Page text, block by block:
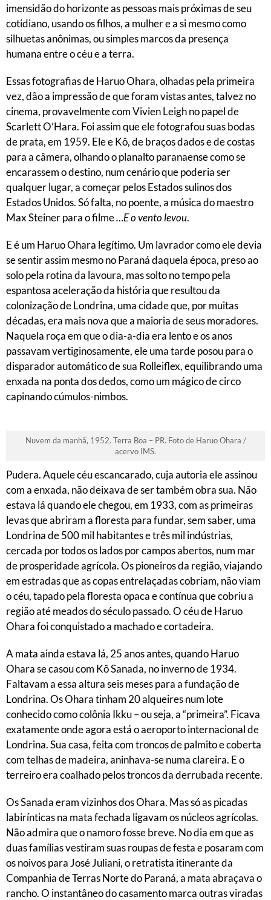
imensidão do horizonte as pessoas mais próximas de seu
cotidiano, usando os filhos, a mulher e a si mesmo como
silhuetas anônimas, ou simples marcos da presença
humana entre o céu e a terra.
Essas fotografias de Haruo Ohara, olhadas pela primeira
vez, dão a impressão de que foram vistas antes, talvez no
cinema, provavelmente com Vivien Leigh no papel de
Scarlett O’Hara. Foi assim que ele fotografou suas bodas
de prata, em 1959. Ele e Kô, de braços dados e de costas
para a câmera, olhando o planalto paranaense como se
encarassem o destino, num cenário que poderia ser
qualquer lugar, a começar pelos Estados sulinos dos
Estados Unidos. Só falta, no poente, a música do maestro
Max Steiner para o filme…E o vento levou.
E é um Haruo Ohara legítimo. Um lavrador como ele devia
se sentir assim mesmo no Paraná daquela época, preso ao
solo pela rotina da lavoura, mas solto no tempo pela
espantosa aceleração da história que resultou da
colonização de Londrina, uma cidade que, por muitas
décadas, era mais nova que a maioria de seus moradores.
Naquela roça em que o dia-a-dia era lento e os anos
passavam vertiginosamente, ele uma tarde posou para o
disparador automático de sua Rolleiflex, equilibrando uma
enxada na ponta dos dedos, como um mágico de circo
capinando cúmulos-nimbos.
Nuvem da manhã, 1952. Terra Boa – PR. Foto de Haruo Ohara /
acervo IMS.
Pudera. Aquele céu escancarado, cuja autoria ele assinou
com a enxada, não deixava de ser também obra sua. Não
estava lá quando ele chegou, em 1933, com as primeiras
levas que abriram a floresta para fundar, sem saber, uma
Londrina de 500 mil habitantes e três mil indústrias,
cercada por todos os lados por campos abertos, num mar
de prosperidade agrícola. Os pioneiros da região, viajando
em estradas que as copas entrelaçadas cobriam, não viam
o céu, tapado pela floresta opaca e contínua que cobriu a
região até meados do século passado. O céu de Haruo
Ohara foi conquistado a machado e cortadeira.
A mata ainda estava lá, 25 anos antes, quando Haruo
Ohara se casou com Kô Sanada, no inverno de 1934.
Faltavam a essa altura seis meses para a fundação de
Londrina. Os Ohara tinham 20 alqueires num lote
conhecido como colônia Ikku – ou seja, a “primeira”. Ficava
exatamente onde agora está o aeroporto internacional de
Londrina. Sua casa, feita com troncos de palmito e coberta
com telhas de madeira, aninhava-se numa clareira. E o
terreiro era coalhado pelos troncos da derrubada recente.
Os Sanada eram vizinhos dos Ohara. Mas só as picadas
labirínticas na mata fechada ligavam os núcleos agrícolas.
Não admira que o namoro fosse breve. No dia em que as
duas famílias vestiram suas roupas de festa e posaram com
os noivos para José Juliani, o retratista itinerante da
Companhia de Terras Norte do Paraná, a mata abraçava o
rancho. O instantâneo do casamento marca outras viradas